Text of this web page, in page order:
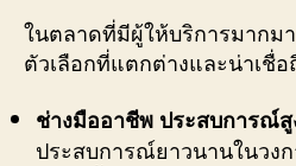
ในตลาดที่มีผู้ให้บริการมากม
ตัวเลือกที่แตกต่างและน่าเชื่
ช่างมืออาชีพ ประสบการณ์สู
ประสบการณ์ยาวนานในวง